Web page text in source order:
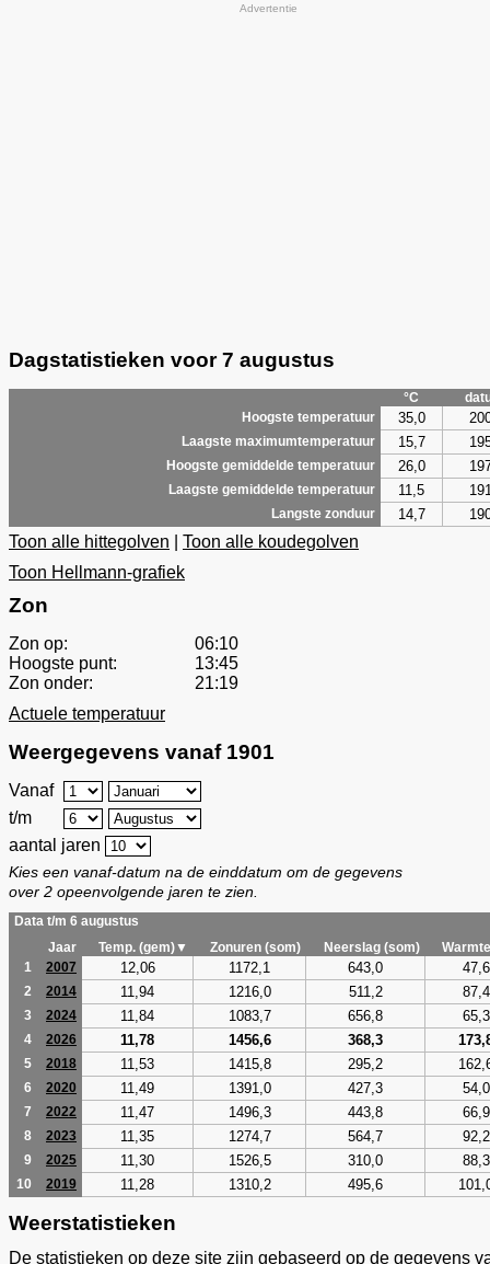
Advertentie
Dagstatistieken voor 7 augustus
°C
Hoogste temperatuur
35,0
Laagste maximumtemperatuur 15,7
Hoogste gemiddelde temperatuur 26,0
Laagste gemiddelde temperatuur 11,5
Langste zonduur 14,7
Toon alle hittegolven
Toon alle koudegolven
Toon Hellmann-grafiek
Zon
Zon op:
06:10
Hoogste punt:
13:45
Zon onder:
21:19
Actuele temperatuur
Weergegevens vanaf 1901
Vanaf
t/m
aantal jaren
Kies een vanaf-datum na de einddatum om de gegevens
over 2 opeenvolgende jaren te zien.
Data t/m 6 augustus
Jaar
Temp. (gem)▼ Zonuren (som) Neerslag (som)
1
2007 12,06 1172,1 643,0 47,6
2 2014 11,94 1216,0 511,2 87,4
3 2024 11,84 1083,7 656,8 65,3
4 2026 11,78 1456,6 368,3
5 2018 11,53 1415,8 295,2
6 2020 11,49 1391,0 427,3 54,0
7 2022 11,47 1496,3 443,8 66,9
8 2023 11,35 1274,7 564,7 92,2
9 2025 11,30 1526,5 310,0 88,3
10 2019 11,28 1310,2 495,6
Weerstatistieken
De statistieken op deze site zijn gebaseerd op de gegevens